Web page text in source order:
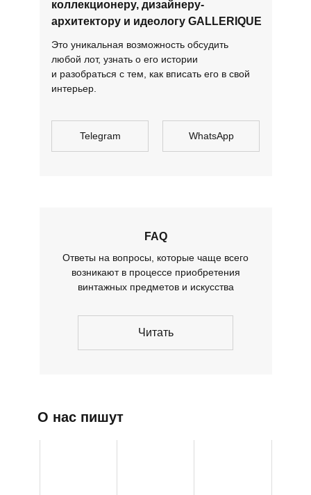
Telegram WhatsApp
Это уникальная возможность обсудить
любой лот, узнать о его истории
и разобраться с тем, как вписать его в свой
интерьер.
FAQ
Ответы на вопросы, которые чаще всего
возникают в процессе приобретения
винтажных предметов и искусства
коллекционеру, дизайнеру-
архитектору и идеологу GALLERIQUE
Читать
О нас пишут